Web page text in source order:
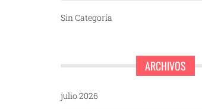
Sin Categoría
ARCHIVOS
julio 2026